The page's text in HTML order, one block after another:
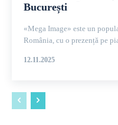
București
«Mega Image» este un
România, cu o prezență pe
12.11.2025